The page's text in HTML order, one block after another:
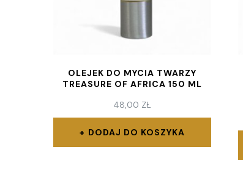
OLEJEK DO MYCIA TWARZY
TREASURE OF AFRICA 150 ML
48,00 ZŁ
DODAJ DO KOSZYKA